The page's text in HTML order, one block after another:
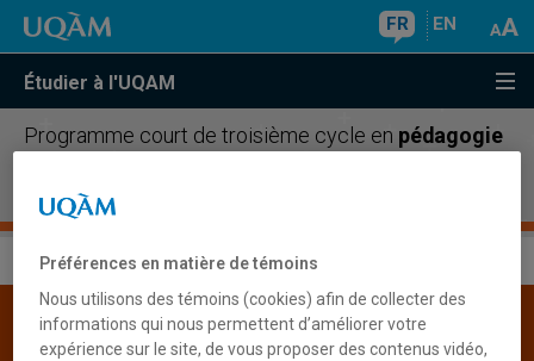
FR EN
Étudier à l'UQAM
Programme court de troisième cycle en pédagogie
d'apprentissage
Une version plus récente de ce programme est
disponible.Cliquez ici pour la consulter.
Préférences en matière de témoins
Nous utilisons des témoins (cookies) afin de collecter des
informations qui nous permettent d’améliorer votre
expérience sur le site, de vous proposer des contenus vidéo,